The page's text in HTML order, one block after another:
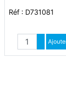
Réf : D731081